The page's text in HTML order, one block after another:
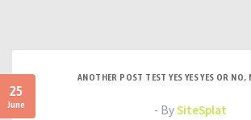
25
June
ANOTHER POST TEST YES YES YES OR NO,
- BySiteSplat